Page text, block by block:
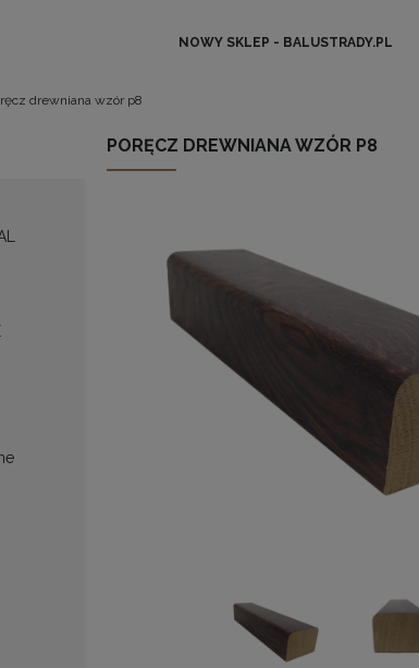
NOWY SKLEP - BALUSTRADY.PL
drewniana wzór p8
PORĘCZ DREWNIANA WZÓR P8